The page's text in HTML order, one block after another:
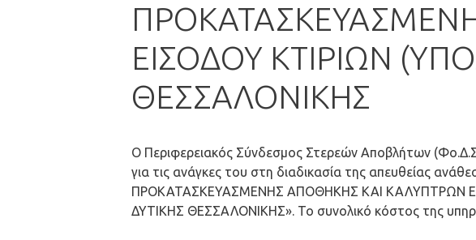
ΕΙΣΟΔΟΥ ΚΤΙΡΙΩΝ
ΘΕΣΣΑΛΟΝΙΚΗΣ
Ο Περιφερειακός Σύνδεσμος Στερεών Αποβλήτων
για τις ανάγκες του στη διαδικασία της απευθείας
ΠΡΟΚΑΤΑΣΚΕΥΑΣΜΕΝΗΣ ΑΠΟΘΗΚΗΣ ΚΑΙ ΚΑΛΥΠΤΡΩΝ
ΔΥΤΙΚΗΣ ΘΕΣΣΑΛΟΝΙΚΗΣ». Το συνολικό κόστος της